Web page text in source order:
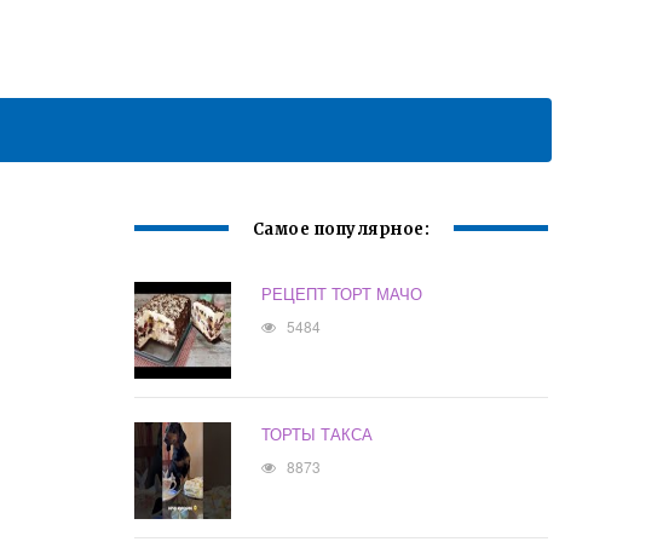
Самое популярное:
РЕЦЕПТ ТОРТ МАЧО
5484
ТОРТЫ ТАКСА
8873